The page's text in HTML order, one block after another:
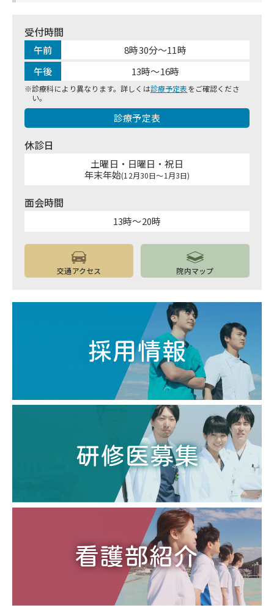
受付時間
午前
8時30分～11時
午後
13時～16時
診療科により異なります。詳しくは診療予定表をご確認くださ
い。
診療予定表
休診日
土曜日・日曜日・祝日
年末年始(12月30日～1月3日)
面会時間
13時～20時
交通アクセス 院内マップ